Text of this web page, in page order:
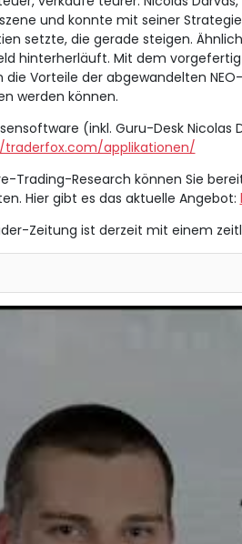
und konnte mit seiner
setzte, die gerade steigen.
hinterherläuft. Mit dem
die Vorteile der abgewandelten
werden können.
(inkl. Guru-Desk
applikationen/
Trading-Research können Sie
Hier gibt es das aktuelle Angebot:
Zeitung ist derzeit mit einem